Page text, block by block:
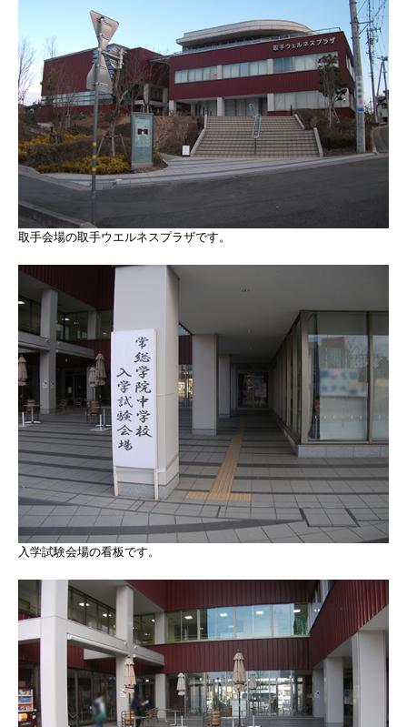
取手会場の取手ウエルネスプラザです。
入学試験会場の看板です。